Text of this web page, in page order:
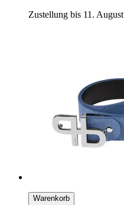
Zustellung bis 11. August
Warenkorb